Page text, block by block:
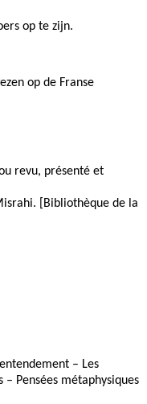
op te zijn.
op de Franse
revu, présenté et
[Bibliothèque de la
– Les
Pensées métaphysiques